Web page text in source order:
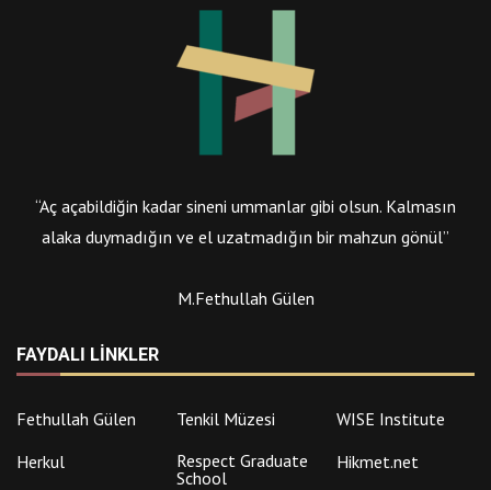
“Aç açabildiğin kadar sineni ummanlar gibi olsun. Kalmasın
alaka duymadığın ve el uzatmadığın bir mahzun gönül”
M.Fethullah Gülen
FAYDALI LINKLER
Fethullah Gülen Tenkil Müzesi
WISE Institute
Herkul
Respect Graduate
School
Hikmet.net